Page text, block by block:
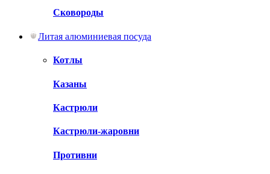
Сковороды
Литая алюминиевая посуда
Котлы
Казаны
Кастрюли
Кастрюли-жаровни
Противни